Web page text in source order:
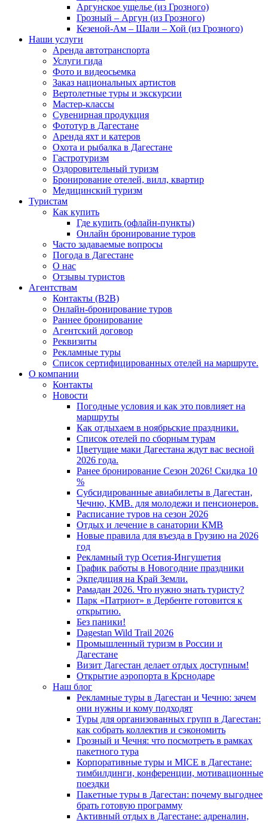
Аргунское ущелье (из Грозного)
Грозный – Аргун (из Грозного)
Кезеной-Ам – Шали – Хой (из Грозного)
Наши услуги
Аренда автотранспорта
Услуги гида
Фото и видеосьемка
Заказ национальных артистов
Вертолетные туры и экскурсии
Мастер-классы
Сувенирная продукция
Фототур в Дагестане
Аренда яхт и катеров
Охота и рыбалка в Дагестане
Гастротуризм
Оздоровительный туризм
Бронирование отелей, вилл, квартир
Медицинский туризм
Туристам
Как купить
Где купить (офлайн-пункты)
Онлайн бронирование туров
Часто задаваемые вопросы
Погода в Дагестане
О нас
Отзывы туристов
Агентствам
Контакты (B2B)
Онлайн-бронирование туров
Раннее бронирование
Агентский договор
Реквизиты
Рекламные туры
Список сертифицированных отелей на маршруте.
О компании
Контакты
Новости
Погодные условия и как это повлияет на
маршруты
Как отдыхаем в ноябрьские праздники.
Список отелей по сборным турам
Цветущие маки Дагестана ждут вас весной
2026 года.
Ранее бронирование Сезон 2026! Скидка 10
%
Субсидированные авиабилеты в Дагестан,
Чечню, КМВ. для молодежи и пенсионеров.
Расписание туров на сезон 2026
Отдых и лечение в санатории КМВ
Новые правила для въезда в Грузию на 2026
год
Рекламный тур Осетия-Ингушетия
График работы в Новогодние праздники
Экпедиция на Край Земли.
Рамадан 2026. Что нужно знать туристу?
Парк «Патриот» в Дербенте готовится к
открытию.
Без паники!
Dagestan Wild Trail 2026
Промышленный туризм в России и
Дагестане
Визит Дагестан делает отдых доступным!
Открытие аэропорта в Крснодаре
Наш блог
Рекламные туры в Дагестан и Чечню: зачем
они нужны и кому подходят
Туры для организованных групп в Дагестан:
как собрать коллектив и сэкономить
Грозный и Чечня: что посмотреть в рамках
пакетного тура
Корпоративные туры и MICE в Дагестане:
тимбилдинги, конференции, мотивационные
поездки
Пакетные туры в Дагестан: почему выгоднее
брать готовую программу
Активный отдых в Дагестане: адреналин,